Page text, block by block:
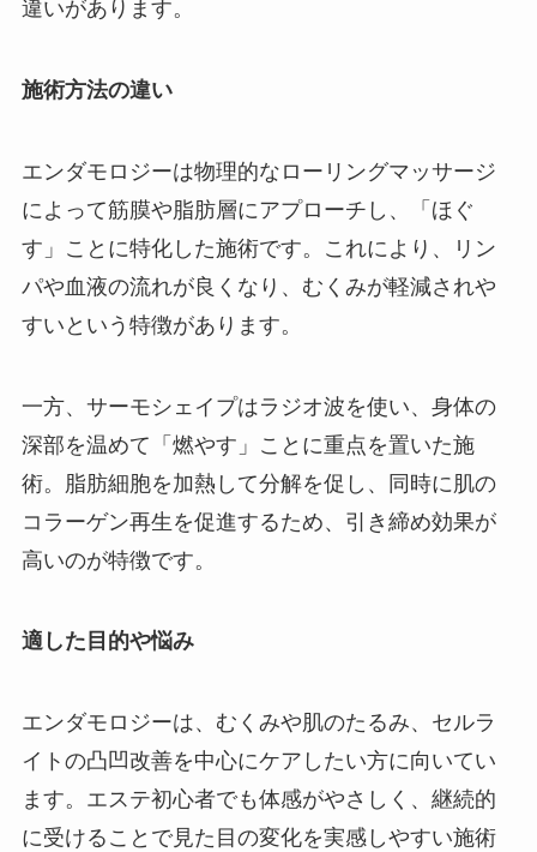
違いがあります。
施術方法の違い
エンダモロジーは物理的なローリングマッサージ
によって筋膜や脂肪層にアプローチし、「ほぐ
す」ことに特化した施術です。これにより、リン
パや血液の流れが良くなり、むくみが軽減されや
すいという特徴があります。
一方、サーモシェイプはラジオ波を使い、身体の
深部を温めて「燃やす」ことに重点を置いた施
術。脂肪細胞を加熱して分解を促し、同時に肌の
コラーゲン再生を促進するため、引き締め効果が
高いのが特徴です。
適した目的や悩み
エンダモロジーは、むくみや肌のたるみ、セルラ
イトの凸凹改善を中心にケアしたい方に向いてい
ます。エステ初心者でも体感がやさしく、継続的
に受けることで見た目の変化を実感しやすい施術